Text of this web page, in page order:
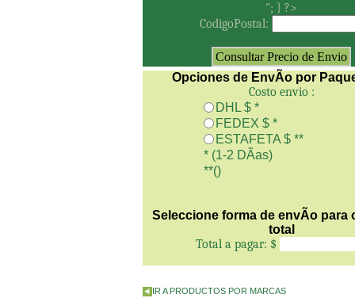
"; } ?>
CodigoPostal:
Opciones de EnvÃ­o por
Costo envio :
DHL $ *
FEDEX $ *
ESTAFETA $ **
* (1-2 DÃ­as)
**()
Seleccione forma de envÃ­o para
total
Total a pagar: $
IR A PRODUCTOS POR MARCAS